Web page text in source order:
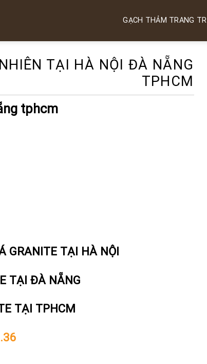
GẠCH THẢM TRANG TRÍ
TẠI HÀ NỘI ĐÀ NẴNG
TPHCM
tphcm
GRANITE TẠI HÀ NỘI
TẠI ĐÀ NẴNG
TẠI TPHCM